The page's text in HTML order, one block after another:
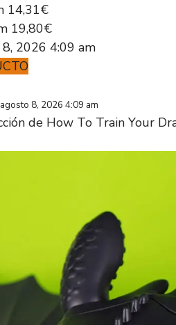
14,31€
19,80€
2026 4:09 am
8, 2026 4:09 am
de How To Train Your